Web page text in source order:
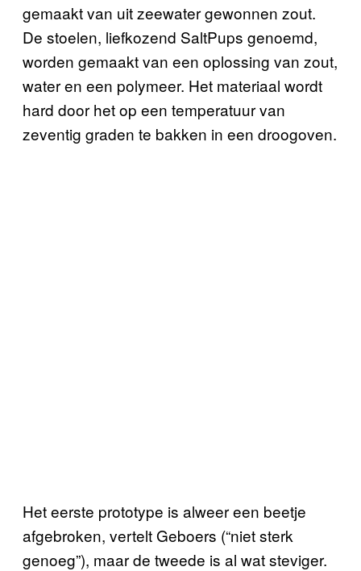
gemaakt van uit zeewater gewonnen zout.
De stoelen, liefkozend SaltPups genoemd,
worden gemaakt van een oplossing van zout,
water en een polymeer. Het materiaal wordt
hard door het op een temperatuur van
zeventig graden te bakken in een droogoven.
Het eerste prototype is alweer een beetje
afgebroken, vertelt Geboers (“niet sterk
genoeg”), maar de tweede is al wat steviger.